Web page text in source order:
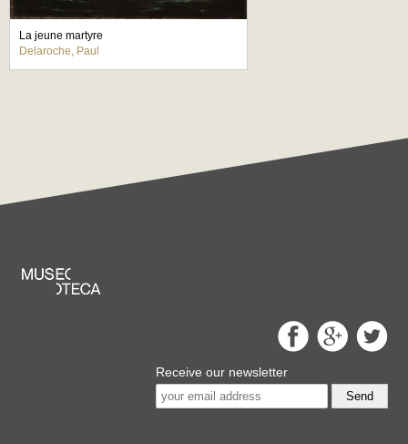
La jeune martyre
Delaroche, Paul
Receive our newsletter
Send